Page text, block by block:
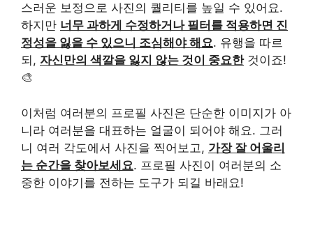
스러운 보정으로 사진의 퀄리티를 높일 수 있어요.
하지만 너무 과하게 수정하거나 필터를 적용하면 진
정성을 잃을 수 있으니 조심해야 해요. 유행을 따르
되, 자신만의 색깔을 잃지 않는 것이 중요한것이죠!
🎨
이처럼 여러분의 프로필 사진은 단순한 이미지가 아
니라 여러분을 대표하는 얼굴이 되어야 해요. 그러
니 여러 각도에서 사진을 찍어보고, 가장 잘 어울리
는 순간을 찾아보세요. 프로필 사진이 여러분의 소
중한 이야기를 전하는 도구가 되길 바래요!